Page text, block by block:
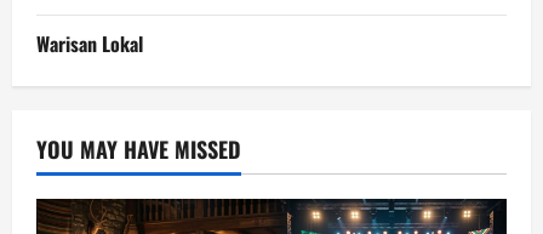
Warisan Lokal
YOU MAY HAVE MISSED